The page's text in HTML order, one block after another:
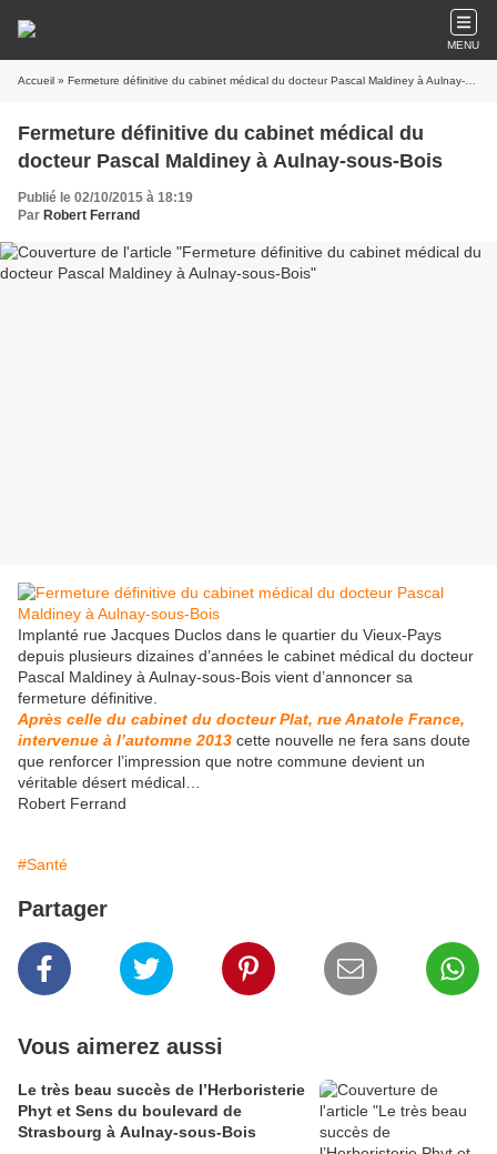
MENU
Accueil » Fermeture définitive du cabinet médical du docteur Pascal Maldiney à Aulnay-sous-Bois
Fermeture définitive du cabinet médical du
docteur Pascal Maldiney à Aulnay-sous-Bois
Publié le 02/10/2015 à 18:19
Par Robert Ferrand
Implanté rue Jacques Duclos dans le quartier du Vieux-Pays
depuis plusieurs dizaines d’années le cabinet médical du docteur
Pascal Maldiney à Aulnay-sous-Bois vient d’annoncer sa
fermeture définitive.
Après celle du cabinet du docteur Plat, rue Anatole France,
intervenue à l’automne 2013 cette nouvelle ne fera sans doute
que renforcer l’impression que notre commune devient un
véritable désert médical…
Robert Ferrand
#Santé
Partager
Vous aimerez aussi
Le très beau succès de l’Herboristerie
Phyt et Sens du boulevard de
Strasbourg à Aulnay-sous-Bois